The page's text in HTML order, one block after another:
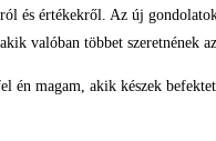
és értékekről. Az új
valóban többet szeretnének
magam, akik készek